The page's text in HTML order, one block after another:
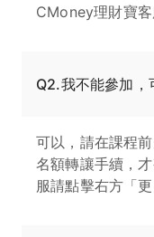
CMoney理財寶客
Q2.我不能參加，
可以，請在課程
名額轉讓手續，
服請點擊右方「更